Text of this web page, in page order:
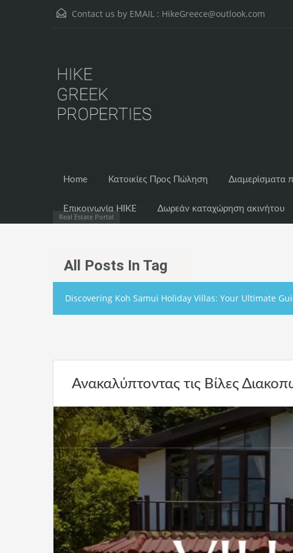
Contact us by EMAIL : HikeGreece@outlook.com
Real Estate Portal
Home Κατοικίες Προς Πώληση Διαμερίσματα
Επικοινωνία HIKE Δωρεάν καταχώρηση ακινήτου
All Posts In Tag
Discovering Koh Samui Holiday Villas: Your Ultimate
Ανακαλύπτοντας τις Βίλες